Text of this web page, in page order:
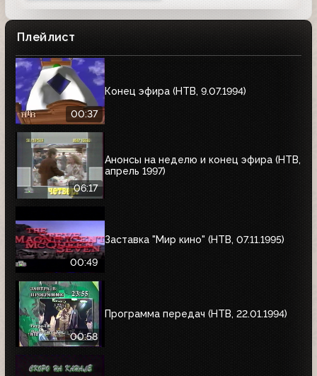
Плейлист
00:37
Конец эфира (HTB, 9.07.1994)
06:17
Анонсы на неделю и конец эфира (НТВ,
апрель 1997)
00:49
Заставка "Мир кино" (НТВ, 07.11.1995)
00:58
Программа передач (НТВ, 22.01.1994)